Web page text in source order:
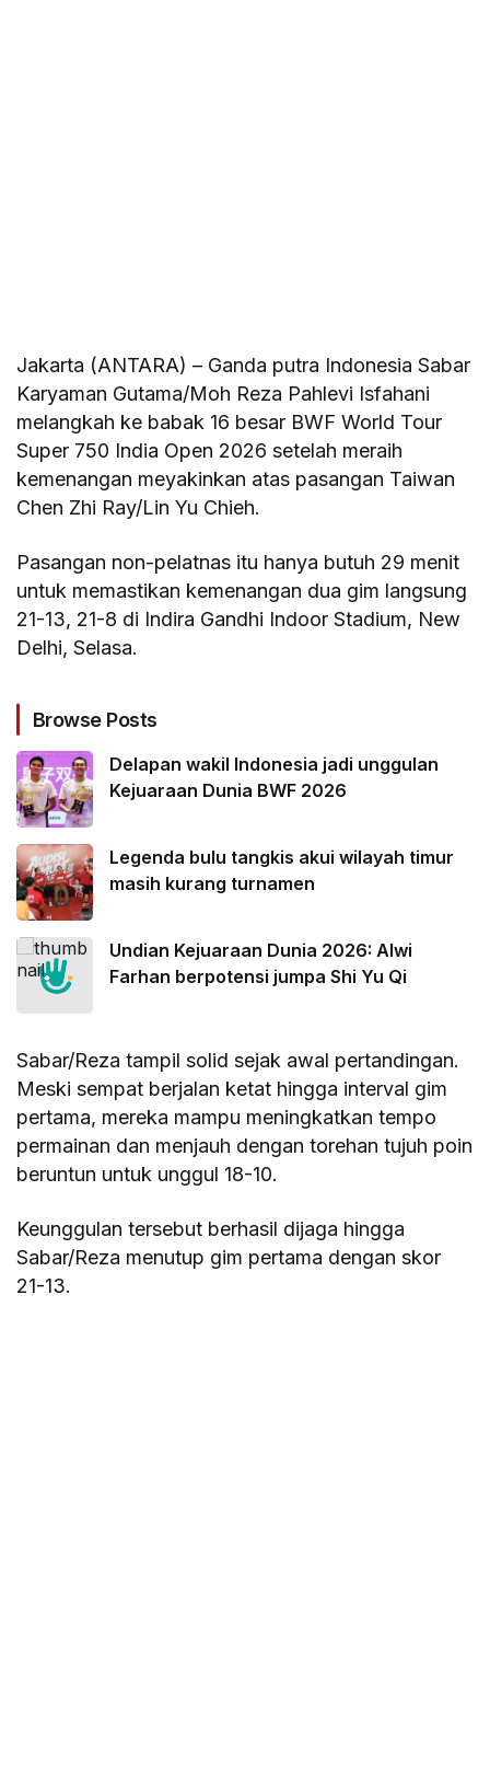
Jakarta (ANTARA) – Ganda putra Indonesia Sabar
Karyaman Gutama/Moh Reza Pahlevi Isfahani
melangkah ke babak 16 besar BWF World Tour
Super 750 India Open 2026 setelah meraih
kemenangan meyakinkan atas pasangan Taiwan
Chen Zhi Ray/Lin Yu Chieh.
Pasangan non-pelatnas itu hanya butuh 29 menit
untuk memastikan kemenangan dua gim langsung
21-13, 21-8 di Indira Gandhi Indoor Stadium, New
Delhi, Selasa.
Browse Posts
Delapan wakil Indonesia jadi unggulan
Kejuaraan Dunia BWF 2026
Legenda bulu tangkis akui wilayah timur
masih kurang turnamen
Undian Kejuaraan Dunia 2026: Alwi
Farhan berpotensi jumpa Shi Yu Qi
Sabar/Reza tampil solid sejak awal pertandingan.
Meski sempat berjalan ketat hingga interval gim
pertama, mereka mampu meningkatkan tempo
permainan dan menjauh dengan torehan tujuh poin
beruntun untuk unggul 18-10.
Keunggulan tersebut berhasil dijaga hingga
Sabar/Reza menutup gim pertama dengan skor
21-13.